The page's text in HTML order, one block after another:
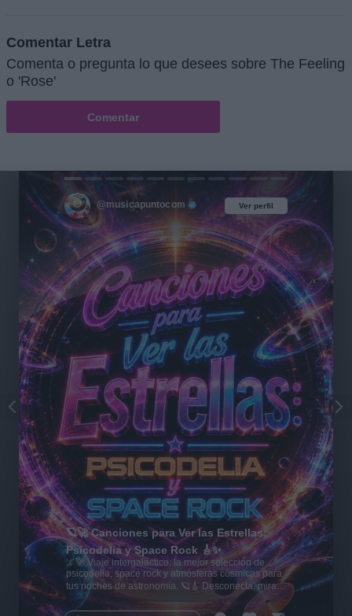
Comentar Letra
Comenta o pregunta lo que desees sobre The Feeling
o 'Rose'
Comentar
Ver perfil
@musicapuntocom Ver perfil
🪐🚀 Canciones para Ver las Estrellas:
Psicodelia y Space Rock 🎸✨
🌌🚀 Viaje intergaláctico: la mejor selección de
psicodelia, space rock y atmósferas cósmicas para
tus noches de astronomía. 🪐🎸 Desconecta, mira
al firmamento y siente la gravedad cero. 💾 ¡Guarda
esta colección para tu próxima noche estrellada!